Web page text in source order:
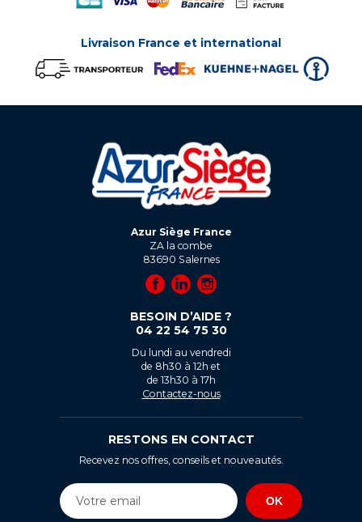
Livraison France et international
Azur Siège France
ZA la combe
83690 Salernes
BESOIN D’AIDE ?
04 22 54 75 30
Du lundi au vendredi
de 8h30 à 12h et
de 13h30 à 17h
Contactez-nous
RESTONS EN CONTACT
Recevez nos offres, conseils et nouveautés.